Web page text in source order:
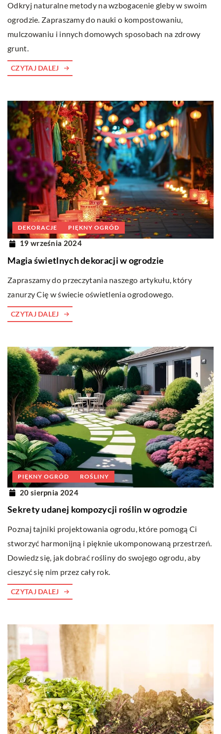
Odkryj naturalne metody na wzbogacenie gleby w swoim
ogrodzie. Zapraszamy do nauki o kompostowaniu,
mulczowaniu i innych domowych sposobach na zdrowy
grunt.
CZYTAJ DALEJ
DEKORACJE PIĘKNY OGRÓD
19 września 2024
Magia świetlnych dekoracji w ogrodzie
Zapraszamy do przeczytania naszego artykułu, który
zanurzy Cię w świecie oświetlenia ogrodowego.
CZYTAJ DALEJ
PIĘKNY OGRÓD ROŚLINY
20 sierpnia 2024
Sekrety udanej kompozycji roślin w ogrodzie
Poznaj tajniki projektowania ogrodu, które pomogą Ci
stworzyć harmonijną i pięknie ukomponowaną przestrzeń.
Dowiedz się, jak dobrać rośliny do swojego ogrodu, aby
cieszyć się nim przez cały rok.
CZYTAJ DALEJ